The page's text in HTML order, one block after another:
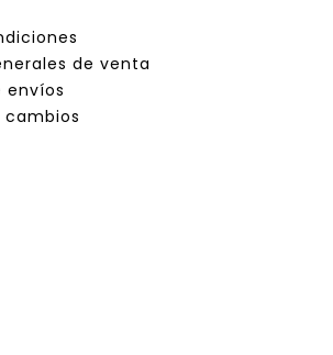
de venta
envíos
cambios